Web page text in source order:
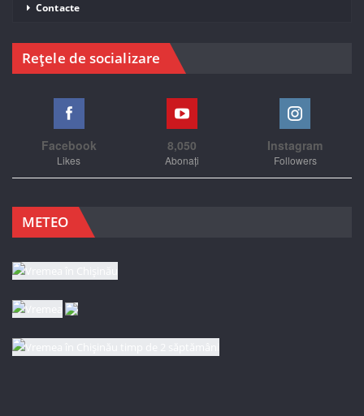
Contacte
Rețele de socializare
Facebook
Likes
8,050
Abonați
Instagram
Followers
METEO